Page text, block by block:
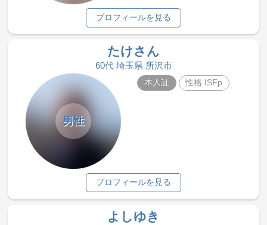
プロフィールを見る
たけさん
60代 埼玉県 所沢市
男性
本人証 性格 ISFp
プロフィールを見る
よしゆき